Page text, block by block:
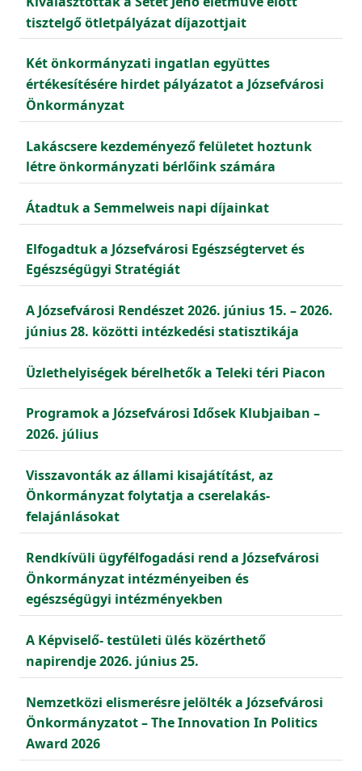
tisztelgő ötletpályázat díjazottjait
Két önkormányzati ingatlan együttes
értékesítésére hirdet pályázatot a Józsefvárosi
Önkormányzat
Lakáscsere kezdeményező felületet hoztunk
létre önkormányzati bérlőink számára
Átadtuk a Semmelweis napi díjainkat
Elfogadtuk a Józsefvárosi Egészségtervet és
Egészségügyi Stratégiát
A Józsefvárosi Rendészet 2026. június 15. – 2026.
június 28. közötti intézkedési statisztikája
Üzlethelyiségek bérelhetők a Teleki téri Piacon
Programok a Józsefvárosi Idősek Klubjaiban –
2026. július
Visszavonták az állami kisajátítást, az
Önkormányzat folytatja a cserelakás-
felajánlásokat
Rendkívüli ügyfélfogadási rend a Józsefvárosi
Önkormányzat intézményeiben és
egészségügyi intézményekben
A Képviselő- testületi ülés közérthető
napirendje 2026. június 25.
Nemzetközi elismerésre jelölték a Józsefvárosi
Önkormányzatot – The Innovation In Politics
Award 2026